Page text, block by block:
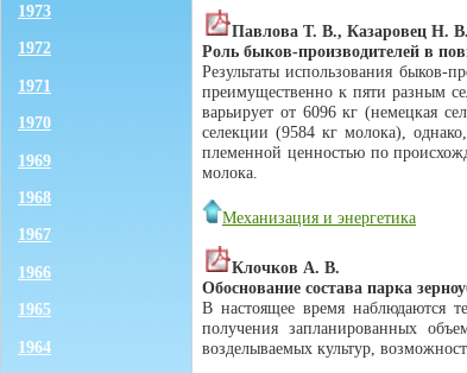
1973
1972
1971
1970
1969
1968
1967
1966
1965
1964
Павлова Т. В., Казаровец Н. В.
Роль быков-производителей в
Результаты использования
преимущественно к пяти разным
варьирует от 6096 кг (немецкая
селекции (9584 кг молока),
племенной ценностью по
молока.
Механизация и энергетика
Клочков А. В.
Обоснование состава парка
В настоящее время наблюдаются
получения запланированных
возделываемых культур,